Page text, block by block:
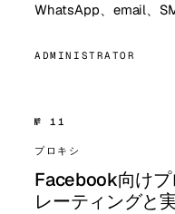
WhatsApp、email、
ADMINISTRATOR
№ 11
プロキシ
Facebook向け
レーティングと